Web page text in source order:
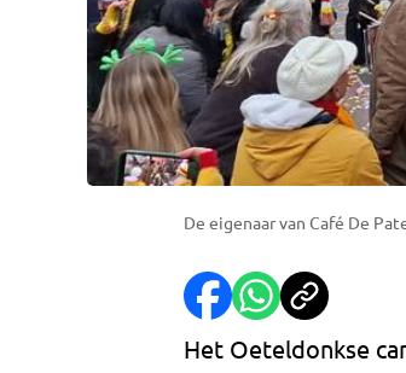
De eigenaar van Café De
Het Oeteldonkse